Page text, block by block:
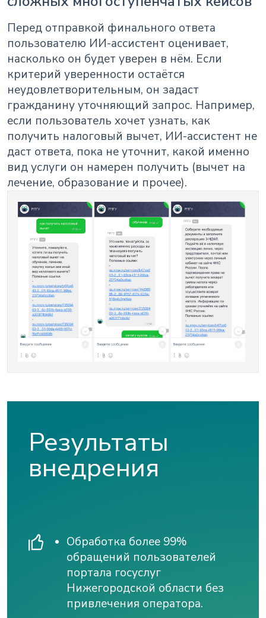
Перед отправкой финального ответа
пользователю ИИ-ассистент оценивает,
насколько он будет уверен в нём. Если
критерий уверенности остаётся
неудовлетворительным, он задаст
гражданину уточняющий запрос. Например,
если пользователь хочет узнать, как
получить налоговый вычет, ИИ-ассистент не
даст ответа, пока не уточнит, какой именно
вид услуги он намерен получить (вычет на
лечение, образование и прочее).
Результаты
внедрения
Обработка более 99%
обращений пользователей
портала госуслуг
Нижегородской области без
привлечения оператора.